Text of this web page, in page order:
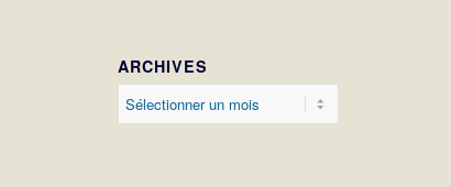
ARCHIVES